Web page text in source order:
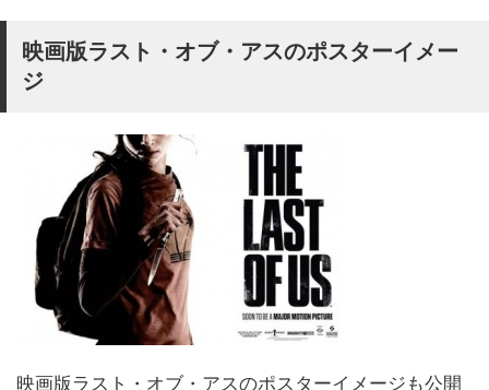
映画版ラスト・オブ・アスのポスターイメー
ジ
映画版ラスト・オブ・アスのポスターイメージも公開